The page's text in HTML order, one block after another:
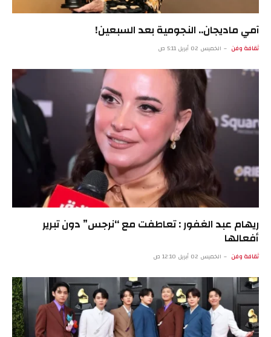
آمي ماديجان.. النجومية بعد السبعين!
ثقافة وفن الخميس 02 أبريل 5:11 ص
ريهام عبد الغفور : تعاطفت مع “نرجس” دون تبرير
أفعالها
ثقافة وفن الخميس 02 أبريل 12:10 ص